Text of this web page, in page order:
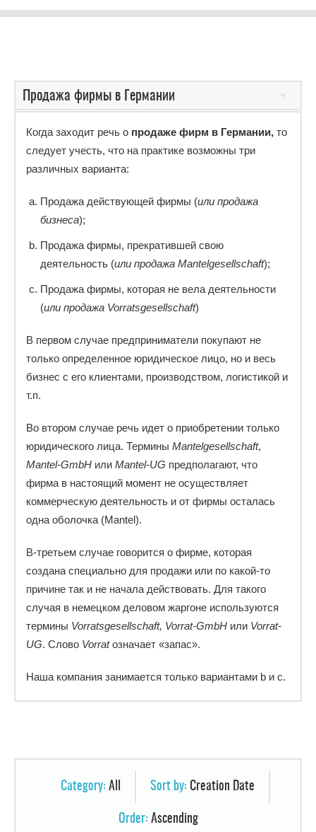
Когда заходит речь о продаже фирм в Германии, то
следует учесть, что на практике возможны три
различных варианта:
Продажа действующей фирмы (или продажа
бизнеса);
Продажа фирмы, прекратившей свою
деятельность (или продажа Mantelgesellschaft);
Продажа фирмы, которая не вела деятельности
(или продажа Vorratsgesellschaft)
В первом случае предприниматели покупают не
только определенное юридическое лицо, но и весь
бизнес с его клиентами, производством, логистикой и
т.п.
Во втором случае речь идет о приобретении только
юридического лица. Термины Mantelgesellschaft,
Mantel-GmbH или Mantel-UG предполагают, что
фирма в настоящий момент не осуществляет
коммерческую деятельность и от фирмы осталась
одна оболочка (Mantel).
В-третьем случае говорится о фирме, которая
создана специально для продажи или по какой-то
причине так и не начала действовать. Для такого
случая в немецком деловом жаргоне используются
термины Vorratsgesellschaft, Vorrat-GmbH или Vorrat-
UG. Слово Vorratозначает «запас».
Наша компания занимается только вариантами b и c.
Category: All Sort by: Creation Date
Order: Ascending